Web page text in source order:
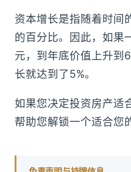
资本增长是指随着时间
的百分比。因此，如果
元，到年底价值上升到
长就达到了5%。
如果您决定投资房产适
帮助您解锁一个适合您